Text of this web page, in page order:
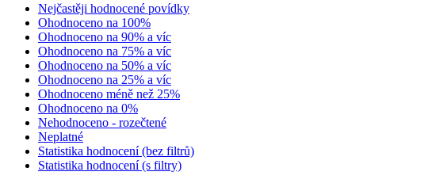
Nejčastěji hodnocené povídky
Ohodnoceno na 100%
Ohodnoceno na 90% a víc
Ohodnoceno na 75% a víc
Ohodnoceno na 50% a víc
Ohodnoceno na 25% a víc
Ohodnoceno méně než 25%
Ohodnoceno na 0%
Nehodnoceno - rozečtené
Neplatné
Statistika hodnocení (bez filtrů)
Statistika hodnocení (s filtry)